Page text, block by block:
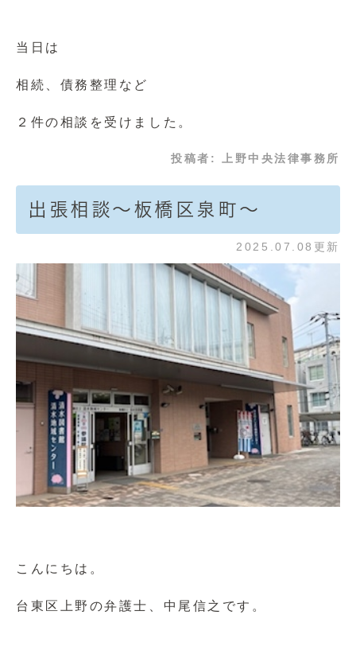
当日は
相続、債務整理など
２件の相談を受けました。
投稿者: 上野中央法律事務所
出張相談～板橋区泉町～
2025.07.08更新
こんにちは。
台東区上野の弁護士、中尾信之です。